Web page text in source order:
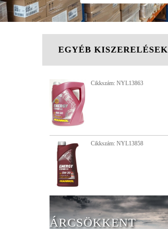
EGYÉB KISZERELÉSEK
Cikkszám: NYL13863
Cikkszám: NYL13858
ÁRCSÖKKENT